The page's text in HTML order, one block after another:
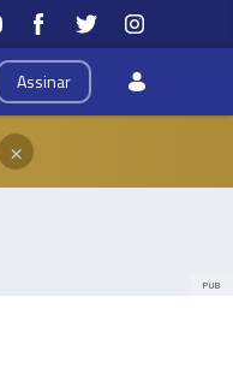
Assinar
×
PUB